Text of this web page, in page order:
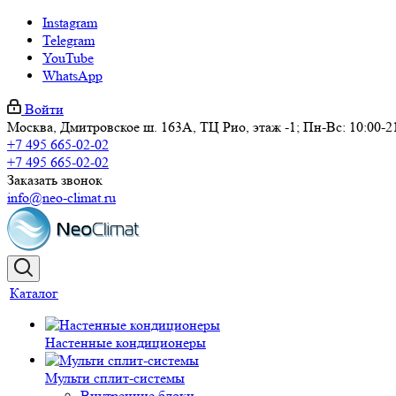
Instagram
Telegram
YouTube
WhatsApp
Войти
Москва, Дмитровское ш. 163А, ТЦ Рио, этаж -1; Пн-Вс: 10:00-
+7 495 665-02-02
+7 495 665-02-02
Заказать звонок
info@neo-climat.ru
Каталог
Настенные кондиционеры
Мульти сплит-системы